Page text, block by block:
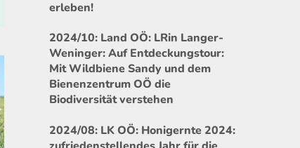
erleben!
2024/10: Land OÖ: LRin Langer-
Weninger: Auf Entdeckungstour:
Mit Wildbiene Sandy und dem
Bienenzentrum OÖ die
Biodiversität verstehen
2024/08: LK OÖ: Honigernte 2024: